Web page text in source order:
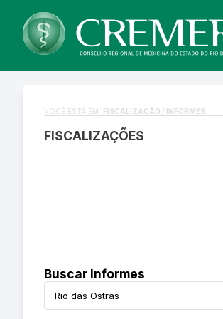
VOCÊ ESTÁ EM: FISCALIZAÇÃO / INFORMES
FISCALIZAÇÕES
Buscar Informes